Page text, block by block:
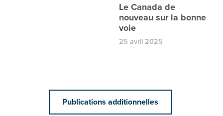
Le Canada de
nouveau sur la bonne
voie
25 avril 2025
Publications additionnelles